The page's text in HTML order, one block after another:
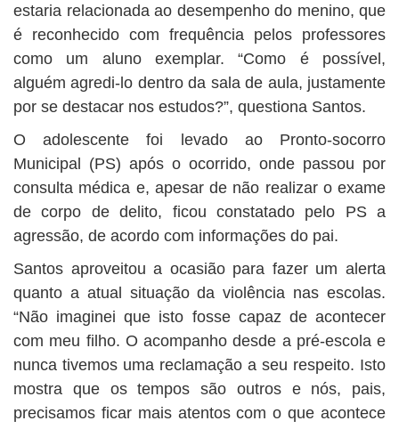
estaria relacionada ao desempenho do menino, que
é reconhecido com frequência pelos professores
como um aluno exemplar. “Como é possível,
alguém agredi-lo dentro da sala de aula, justamente
por se destacar nos estudos?”, questiona Santos.
O adolescente foi levado ao Pronto-socorro
Municipal (PS) após o ocorrido, onde passou por
consulta médica e, apesar de não realizar o exame
de corpo de delito, ficou constatado pelo PS a
agressão, de acordo com informações do pai.
Santos aproveitou a ocasião para fazer um alerta
quanto a atual situação da violência nas escolas.
“Não imaginei que isto fosse capaz de acontecer
com meu filho. O acompanho desde a pré-escola e
nunca tivemos uma reclamação a seu respeito. Isto
mostra que os tempos são outros e nós, pais,
precisamos ficar mais atentos com o que acontece